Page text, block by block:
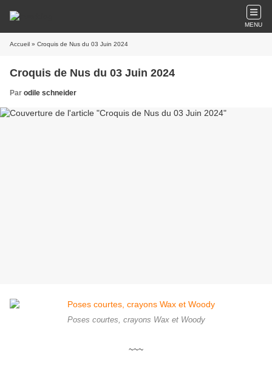
MENU
Accueil » Croquis de Nus du 03 Juin 2024
Croquis de Nus du 03 Juin 2024
Par odile schneider
Poses courtes, crayons Wax et Woody
~~~